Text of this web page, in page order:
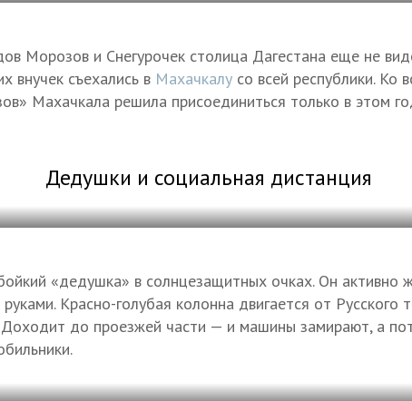
Морозов и Снегурочек столица Дагестана еще не
внучек съехались в Махачкалу со всей республики. Ко
Махачкала решила присоединиться только в этом
Дедушки и социальная дистанция
«дедушка» в солнцезащитных очках. Он активно
Красно-голубая колонна двигается от Русского
до проезжей части — и машины замирают, а